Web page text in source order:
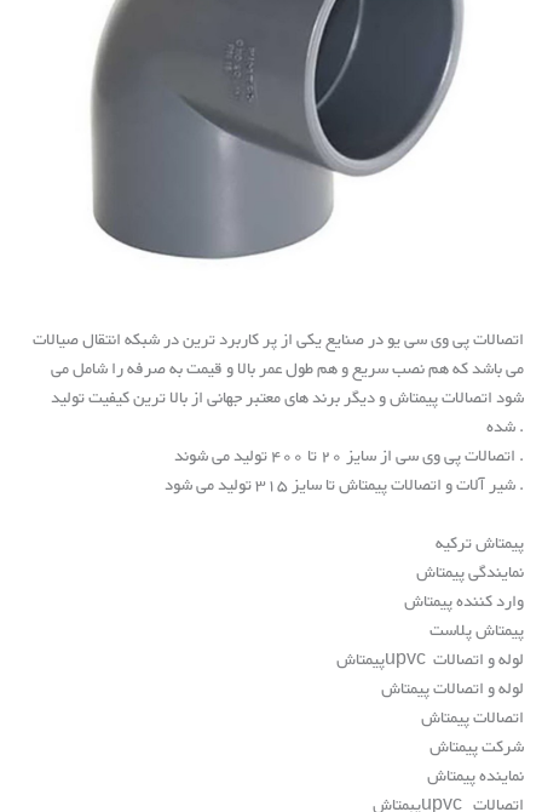
اتصالات پی وی سی یو در صنایع یکی از پر کاربرد ترین در شبکه انتقال صیالات
می باشد که هم نصب سریع و هم طول عمر بالا و قیمت به صرفه را شامل می
شود اتصالات پیمتاش و دیگر برند های معتبر جهانی از بالا ترین کیفیت تولید
شده .
اتصالات پی وی سی از سایز 20 تا 400 تولید می شوند .
شیر آلات و اتصالات پیمتاش تا سایز 315 تولید می شود .
پیمتاش ترکیه
نمایندگی پیمتاش
وارد کننده پیمتاش
پیمتاش پلاست
لوله و اتصالات upvcپیمتاش
لوله و اتصالات پیمتاش
اتصالات پیمتاش
شرکت پیمتاش
نماینده پیمتاش